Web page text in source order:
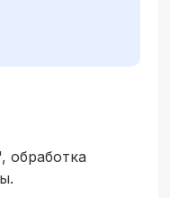
обработка